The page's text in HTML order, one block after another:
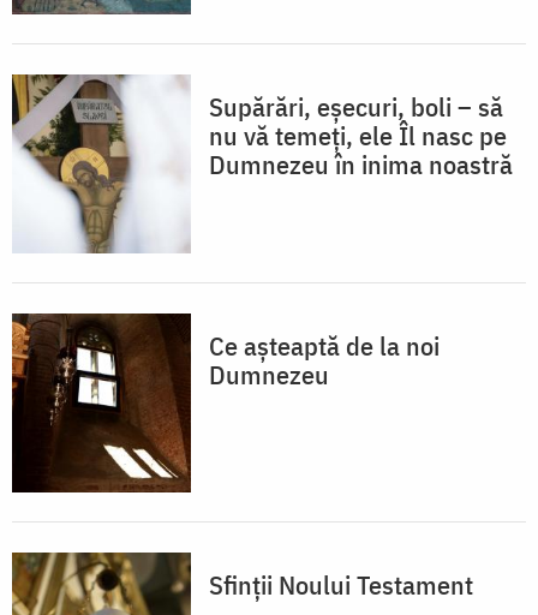
Supărări, eșecuri, boli – să
nu vă temeți, ele Îl nasc pe
Dumnezeu în inima noastră
Ce așteaptă de la noi
Dumnezeu
Sfinții Noului Testament